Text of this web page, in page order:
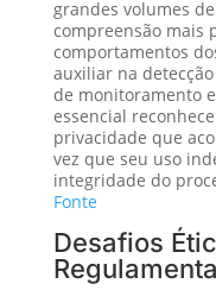
grandes volumes
compreensão mais
comportamentos
auxiliar na
de monitoramento
essencial
privacidade que
vez que seu uso
integridade do
Fonte
Desafios